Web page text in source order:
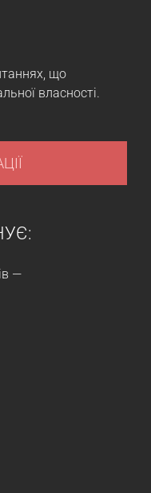
що
власності.
—